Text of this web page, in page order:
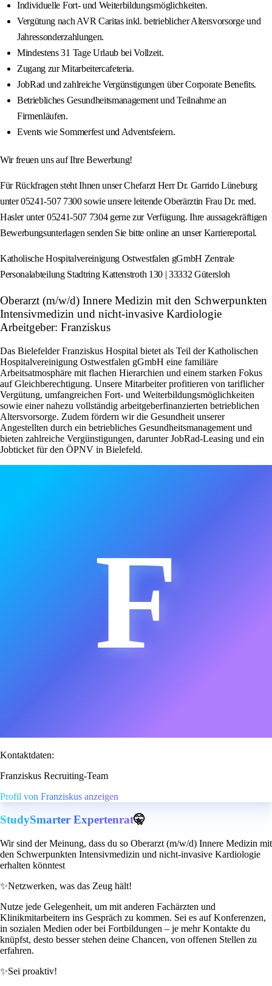
Individuelle Fort- und Weiterbildungsmöglichkeiten.
Vergütung nach AVR Caritas inkl. betrieblicher Altersvorsorge und
Jahressonderzahlungen.
Mindestens 31 Tage Urlaub bei Vollzeit.
Zugang zur Mitarbeitercafeteria.
JobRad und zahlreiche Vergünstigungen über Corporate Benefits.
Betriebliches Gesundheitsmanagement und Teilnahme an
Firmenläufen.
Events wie Sommerfest und Adventsfeiern.
Wir freuen uns auf Ihre Bewerbung!
Für Rückfragen steht Ihnen unser Chefarzt Herr Dr. Garrido Lüneburg
unter 05241‑507 7300 sowie unsere leitende Oberärztin Frau Dr. med.
Hasler unter 05241‑507 7304 gerne zur Verfügung. Ihre aussagekräftigen
Bewerbungsunterlagen senden Sie bitte online an unser Karriereportal.
Katholische Hospitalvereinigung Ostwestfalen gGmbH Zentrale
Personalabteilung Stadtring Kattenstroth 130 | 33332 Gütersloh
Oberarzt (m/w/d) Innere Medizin mit den Schwerpunkten
Intensivmedizin und nicht-invasive Kardiologie
Arbeitgeber: Franziskus
Das Bielefelder Franziskus Hospital bietet als Teil der Katholischen
Hospitalvereinigung Ostwestfalen gGmbH eine familiäre
Arbeitsatmosphäre mit flachen Hierarchien und einem starken Fokus
auf Gleichberechtigung. Unsere Mitarbeiter profitieren von tariflicher
Vergütung, umfangreichen Fort- und Weiterbildungsmöglichkeiten
sowie einer nahezu vollständig arbeitgeberfinanzierten betrieblichen
Altersvorsorge. Zudem fördern wir die Gesundheit unserer
Angestellten durch ein betriebliches Gesundheitsmanagement und
bieten zahlreiche Vergünstigungen, darunter JobRad-Leasing und ein
Jobticket für den ÖPNV in Bielefeld.
F
Kontaktdaten:
Franziskus Recruiting-Team
Profil von Franziskus anzeigen
StudySmarter Expertenrat🤫
Wir sind der Meinung, dass du so Oberarzt (m/w/d) Innere Medizin mit
den Schwerpunkten Intensivmedizin und nicht-invasive Kardiologie
erhalten könntest
✨Netzwerken, was das Zeug hält!
Nutze jede Gelegenheit, um mit anderen Fachärzten und
Klinikmitarbeitern ins Gespräch zu kommen. Sei es auf Konferenzen,
in sozialen Medien oder bei Fortbildungen – je mehr Kontakte du
knüpfst, desto besser stehen deine Chancen, von offenen Stellen zu
erfahren.
✨Sei proaktiv!